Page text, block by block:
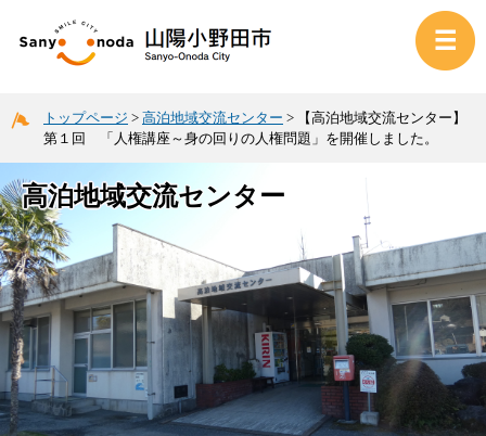
トップページ > 高泊地域交流センター >
【高泊地域交流センター】
第１回 「人権講座～身の回りの人権問題」を開催しました。
高泊地域交流センター